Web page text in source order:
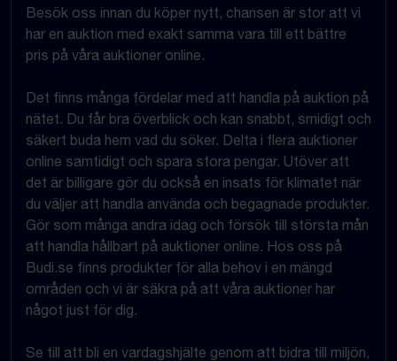
Besök oss innan du köper nytt, chansen är stor att vi
har en auktion med exakt samma vara till ett bättre
pris på våra auktioner online.
Det finns många fördelar med att handla på auktion på
nätet. Du får bra överblick och kan snabbt, smidigt och
säkert buda hem vad du söker. Delta i flera auktioner
online samtidigt och spara stora pengar. Utöver att
det är billigare gör du också en insats för klimatet när
du väljer att handla använda och begagnade produkter.
Gör som många andra idag och försök till största mån
att handla hållbart på auktioner online. Hos oss på
Budi.se finns produkter för alla behov i en mängd
områden och vi är säkra på att våra auktioner har
något just för dig.
Se till att bli en vardagshjälte genom att bidra till miljön,